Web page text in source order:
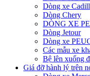
Dòng xe
Dòng Chery
DÒNG XE
Dòng Jetour
Dòng xe
Các mẫu xe
Bệ lên xuống
Giá đỡ hành lý trên